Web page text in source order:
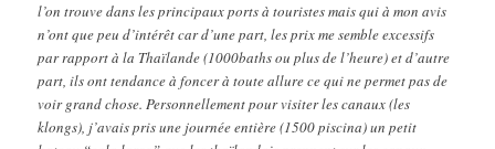
l’on trouve dans les principaux ports à touristes mais qui à mon avis
n’ont que peu d’intérêt car d’une part, les prix me semble excessifs
par rapport à la Thaïlande (1000baths ou plus de l’heure) et d’autre
part, ils ont tendance à foncer à toute allure ce qui ne permet pas de
voir grand chose. Personnellement pour visiter les canaux (les
klongs), j’avais pris une journée entière (1500 piscina) un petit